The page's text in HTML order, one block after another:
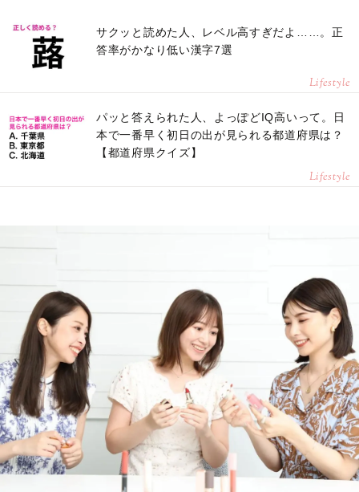
サクッと読めた人、レベル高すぎだよ……。正
答率がかなり低い漢字7選
Lifestyle
パッと答えられた人、よっぽどIQ高いって。日
本で一番早く初日の出が見られる都道府県は？
【都道府県クイズ】
Lifestyle